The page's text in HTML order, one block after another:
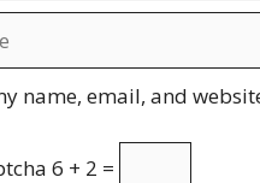
name, email, and
6 + 2 =